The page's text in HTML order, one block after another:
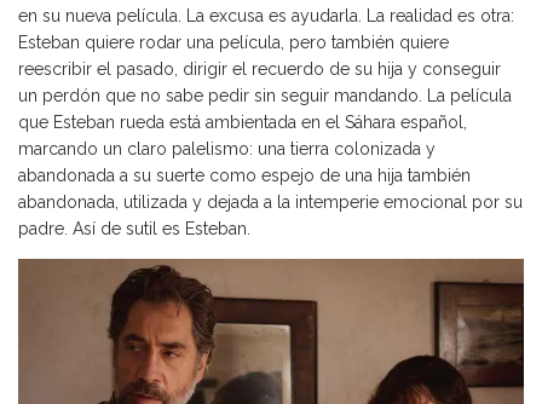
en su nueva película. La excusa es ayudarla. La realidad es otra:
Esteban quiere rodar una película, pero también quiere
reescribir el pasado, dirigir el recuerdo de su hija y conseguir
un perdón que no sabe pedir sin seguir mandando. La película
que Esteban rueda está ambientada en el Sáhara español,
marcando un claro palelismo: una tierra colonizada y
abandonada a su suerte como espejo de una hija también
abandonada, utilizada y dejada a la intemperie emocional por su
padre. Así de sutil es Esteban.